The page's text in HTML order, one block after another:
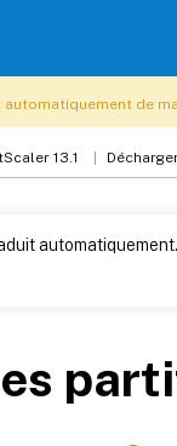
de
13.1
automatiquement.